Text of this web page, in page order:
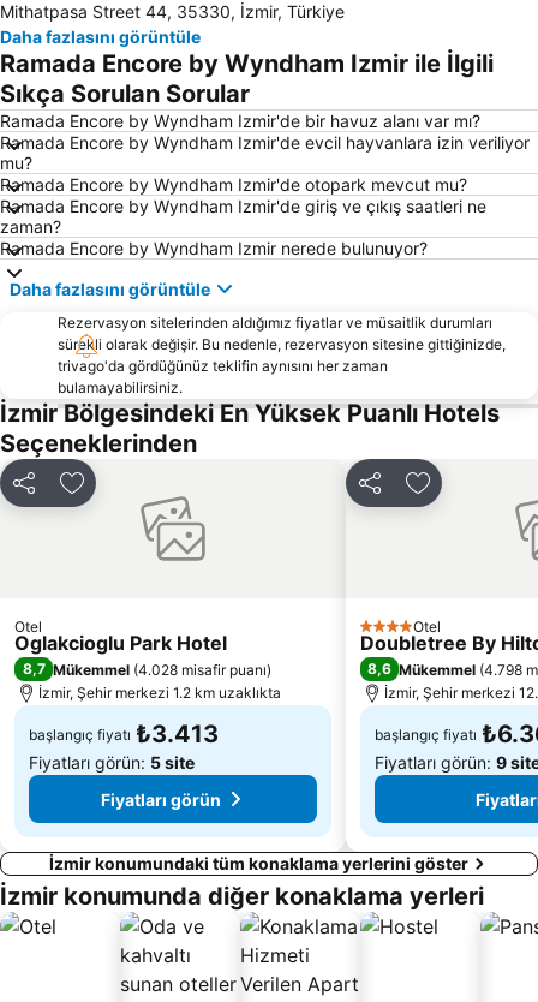
Çiğli Tren Garı
Ildır
Urla İskelesi
Buca Arena
Aqua Fantasy
Bayraklı Vapur İskelesi
Basmane
İzmir Fuar Merkezi
Yeni Foça Halk Plajı
Akarca Plajı
Büyük Akkum Plajı
İnciraltı
İzmir Otobüs Terminali
Basmane Tren Garı
Karşıyaka İskelesi
Gümüldür Halk Plajı
Çukuraltı Halk Plajı
Ege Üniversitesi Tıp Fakültesi
Fahrettin Altay Metro İstasyonu
Alsancak İskelesi
Menemen
Teos Marina
Doğanbey Havacılar Sitesi Önü
Göztepe Metro İstasyonu
Ege Üniversitesi Metro İstasyonu
Club Yali Castle Aquapark
Forum Bornova Alışveriş Merkezi
Erythrai
14 Evler Halk Plajı
Mithatpasa Street 44, 35330, İzmir, Türkiye
Daha fazlasını görüntüle
Ramada Encore by Wyndham Izmir ile İlgili
Sıkça Sorulan Sorular
Ramada Encore by Wyndham Izmir'de bir havuz alanı var mı?
Ramada Encore by Wyndham Izmir'de evcil hayvanlara izin veriliyor
mu?
Ramada Encore by Wyndham Izmir'de otopark mevcut mu?
Ramada Encore by Wyndham Izmir'de giriş ve çıkış saatleri ne
zaman?
Ramada Encore by Wyndham Izmir nerede bulunuyor?
Daha fazlasını görüntüle
Rezervasyon sitelerinden aldığımız fiyatlar ve müsaitlik durumları
sürekli olarak değişir. Bu nedenle, rezervasyon sitesine gittiğinizde,
trivago'da gördüğünüz teklifin aynısını her zaman
bulamayabilirsiniz.
İzmir Bölgesindeki En Yüksek Puanlı Hotels
Seçeneklerinden
Paylaş Favorilerime ekle
Otel
Oglakcioglu Park Hotel
8,7 Mükemmel (4.028 misafir puanı)
İzmir, Şehir merkezi 1.2 km uzaklıkta
başlangıç fiyatı ₺3.413
Fiyatları görün: 5 site
Fiyatları görün
Paylaş Favorilerime
4 YıldızOtel
Doubletree By
8,6 Mükemmel (4.798
İzmir, Şehir merkezi
başlangıç fiyatı
Fiyatları görün: 9
İzmir konumundaki tüm konaklama yerlerini göster
İzmir konumunda diğer konaklama yerleri